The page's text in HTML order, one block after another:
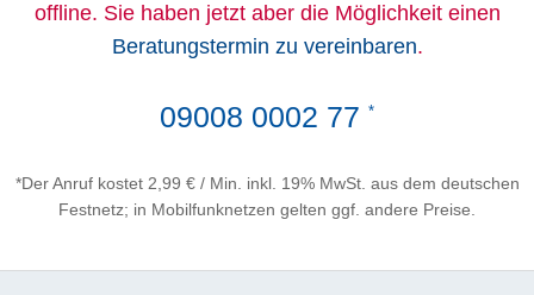
offline. Sie haben jetzt aber die Möglichkeit einen
Beratungstermin zu vereinbaren.
09008 0002 77 *
*Der Anruf kostet 2,99 € / Min. inkl. 19% MwSt. aus dem deutschen
Festnetz; in Mobilfunknetzen gelten ggf. andere Preise.